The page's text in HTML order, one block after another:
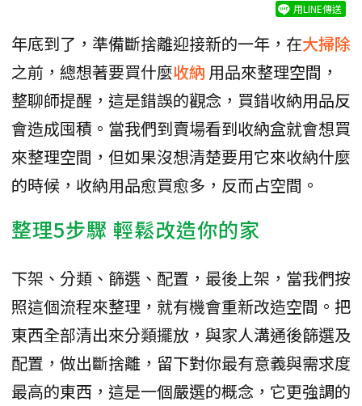
用LINE傳送
年底到了，準備斷捨離迎接新的一年，在大掃除
之前，總想著要買什麼收納 用品來整理空間，
整聊師提醒，這是錯誤的觀念，買錯收納用品反
會造成囤積。當我們到賣場看到收納盒就會想買
來整理空間，但如果沒想清楚要用它來收納什麼
的時候，收納用品愈買愈多，反而占空間。
整理5步驟 輕鬆改造你的家
下架、分類、篩選、配置，最後上架，當我們按
照這個流程來整理，就有機會重新改造空間。把
東西全部清出來分類擺放，與家人溝通後篩選及
配置，做出斷捨離，留下對你最有意義與需求度
最高的東西，這是一個嚴選的概念，它更強調的